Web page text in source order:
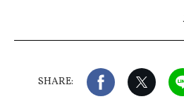
セレブリティの社会問
SHARE:
Facebook X（